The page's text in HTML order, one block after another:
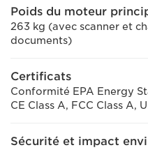
Poids du moteur
263 kg (avec scanner et
documents)
Certificats
Conformité EPA Energy
CE Class A, FCC Class A,
Sécurité et impact